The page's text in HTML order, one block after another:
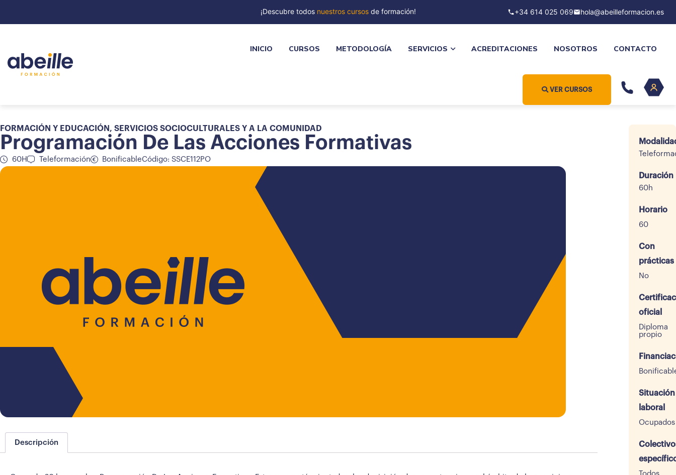
¡Descubre todos nuestros cursosde formación! +34 614 025 069 hola@abeilleformacion.es
INICIO CURSOS METODOLOGÍA SERVICIOS ACREDITACIONES NOSOTROS CONTACTO
VER CURSOS
FORMACIÓN Y EDUCACIÓN , SERVICIOS SOCIOCULTURALES Y A LA COMUNIDAD
Programación De Las Acciones Formativas
60H Teleformación BonificableCódigo: SSCE112PO
Descripción
Duración
60h
Horario
60
Con
prácticas
No
oficial
Diploma
propio
Situación
laboral
Ocupados